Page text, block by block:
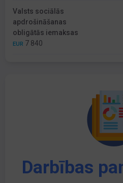
Valsts sociālās
apdrošināšanas
obligātās iemaksas
EUR 7 840
Darbības